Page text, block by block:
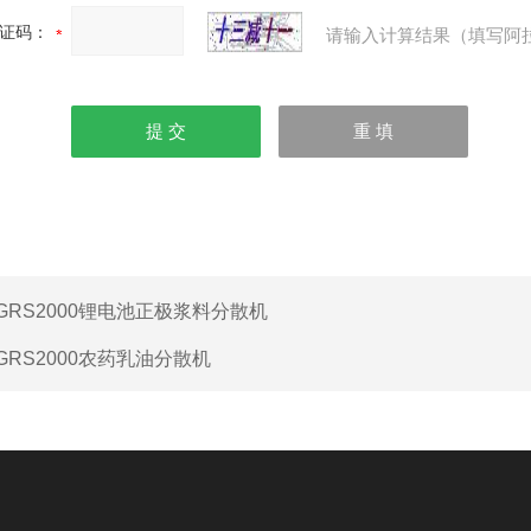
码： 请输入计算结果（填写阿
锂电池正极浆料分散机
农药乳油分散机